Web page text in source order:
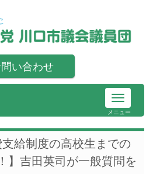
い合わせ
メニュー
支給制度の高校生までの
】吉田英司が一般質問を